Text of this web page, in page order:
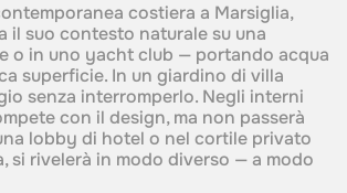
costiera a Marsiglia,
il suo contesto naturale su una
o in uno yacht club — portando acqua
superficie. In un giardino di villa
senza interromperlo. Negli interni
con il design, ma non passerà
lobby di hotel o nel cortile privato
si rivelerà in modo diverso — a modo